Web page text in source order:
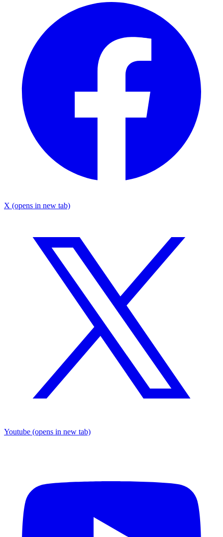
X (opens in new tab)
Youtube (opens in new tab)